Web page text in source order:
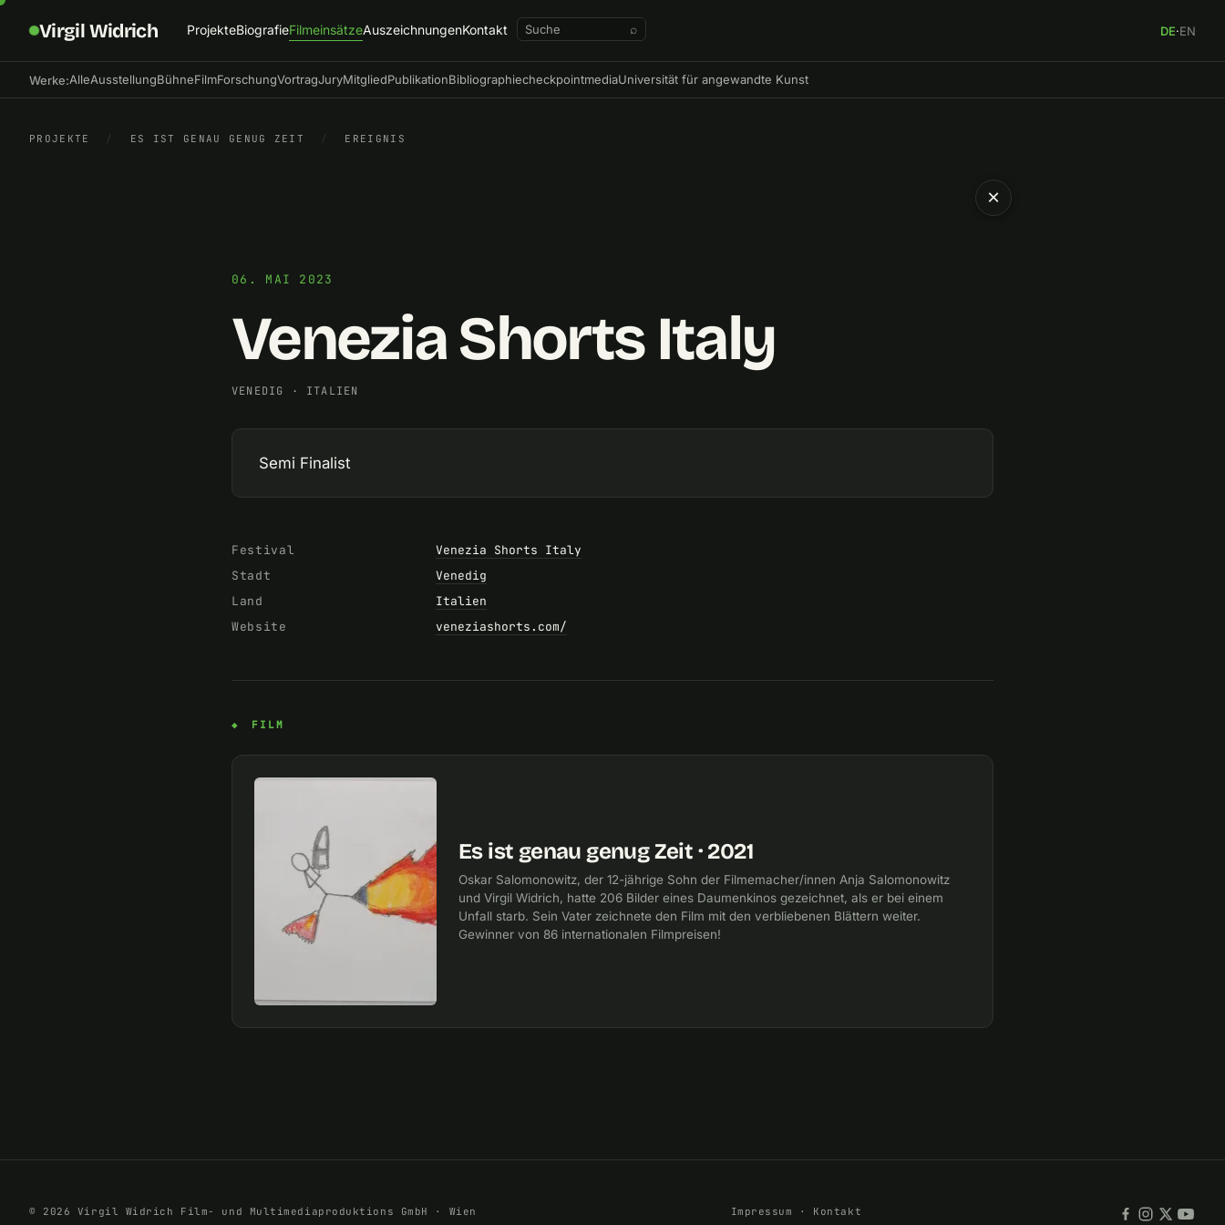
Virgil Widrich ProjekteBiografieFilmeinsätzeAuszeichnungenKontakt ⌕ DE·EN
Werke:AlleAusstellungBühneFilmForschungVortragJuryMitgliedPublikationBibliographiecheckpointmediaUniversität für angewandte Kunst
PROJEKTE / ES IST GENAU GENUG ZEIT / EREIGNIS
06. MAI 2023
Venezia Shorts Italy
VENEDIG · ITALIEN
Semi Finalist
Festival
Venezia Shorts Italy
Stadt
Venedig
Land
Italien
Website
veneziashorts.com/
FILM
Es ist genau genug Zeit · 2021
Oskar Salomonowitz, der 12-jährige Sohn der Filmemacher/innen Anja Salomonowitz
und Virgil Widrich, hatte 206 Bilder eines Daumenkinos gezeichnet, als er bei einem
Unfall starb. Sein Vater zeichnete den Film mit den verbliebenen Blättern weiter.
Gewinner von 86 internationalen Filmpreisen!
×
© 2026 Virgil Widrich Film- und Multimediaproduktions GmbH · Wien Impressum · Kontakt